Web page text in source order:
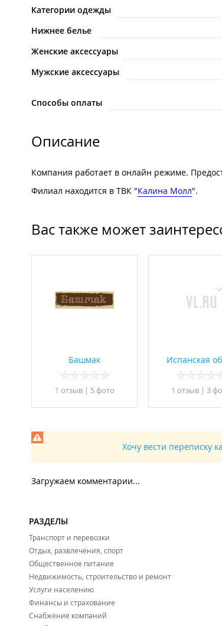
Категории одежды
Нижнее белье
Женские аксессуары
Мужские аксессуары
Способы оплаты
Описание
Компания работает в онлайн режиме.
Филиал находится в ТВК "Калина Молл".
Вас также может
Башмак
1 отзыв | 5 фото
Испанская
1 отзыв | 3
Хочу вести переписку
Загружаем комментарии...
РАЗДЕЛЫ
Транспорт и перевозки
Отдых, развлечения, спорт
Общественное питание
Недвижимость, строительство и ремонт
Услуги населению
Финансы и страхование
Снабжение компаний